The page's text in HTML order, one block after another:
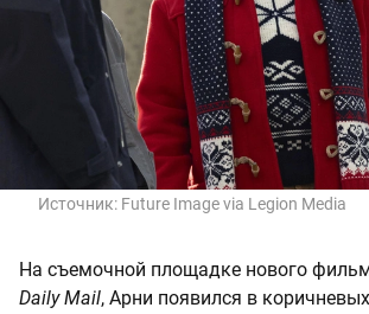
Источник: Future Image via Legion Media
На съемочной площадке нового
Daily Mail, Арни появился в